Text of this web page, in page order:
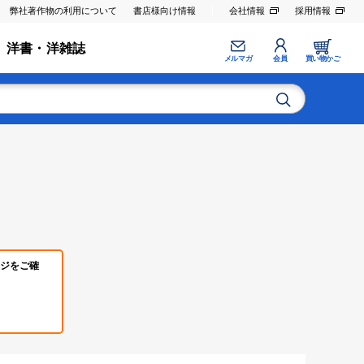
弊社著作物の利用について 書店様向け情報 会社情報 採用情報
洋書・洋雑誌
メルマガ 会員 買い物かご
をご確